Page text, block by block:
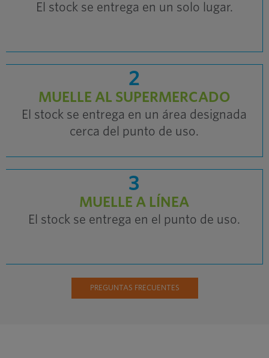
Inventario en exceso y obsoleto
El stock se entrega en un solo lugar.
2
MUELLE AL SUPERMERCADO
El stock se entrega en un área designada
cerca del punto de uso.
3
MUELLE A LÍNEA
El stock se entrega en el punto de uso.
PREGUNTAS FRECUENTES